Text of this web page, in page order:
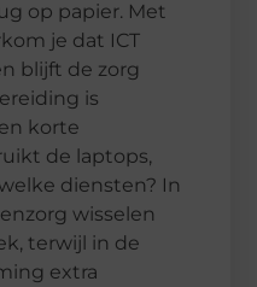
op papier. Met
je dat ICT
blijft de zorg
is
korte
de laptops,
diensten? In
wisselen
terwijl in de
extra